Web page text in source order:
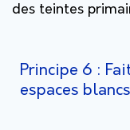
des teintes
Principe 6 :
espaces blancs